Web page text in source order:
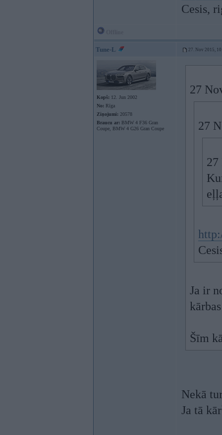
Cesis,
Tune-L 27. Nov 2015,
Kopš: 12. Jun 2002
No: Rīga
Ziņojumi: 20578
Braucu ar: BMW 4 F36 Gran
Coupe, BMW 4 G26 Gran Coupe
27
27
27
Ja ir
Šīm
Nekā
Ja tā